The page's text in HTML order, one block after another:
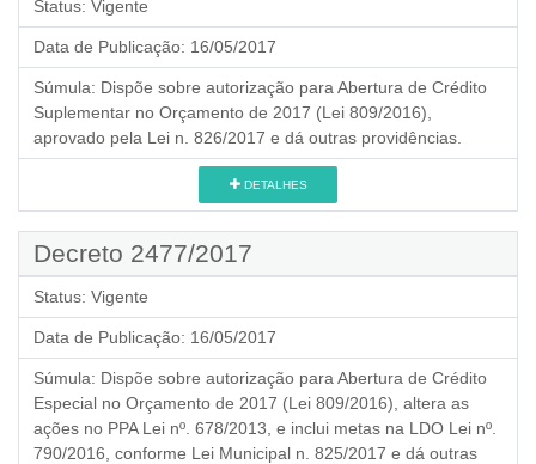
Status: Vigente
Data de Publicação: 16/05/2017
Súmula: Dispõe sobre autorização para Abertura de Crédito
Suplementar no Orçamento de 2017 (Lei 809/2016),
aprovado pela Lei n. 826/2017 e dá outras providências.
DETALHES
Decreto 2477/2017
Status: Vigente
Data de Publicação: 16/05/2017
Súmula: Dispõe sobre autorização para Abertura de Crédito
Especial no Orçamento de 2017 (Lei 809/2016), altera as
ações no PPA Lei nº. 678/2013, e inclui metas na LDO Lei nº.
790/2016, conforme Lei Municipal n. 825/2017 e dá outras